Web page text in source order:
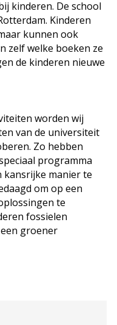
kinderen. De school
Kinderen
kunnen ook
zelf welke boeken ze
de kinderen nieuwe
worden wij
van de universiteit
Zo hebben
programma
manier te
om op een
te
fossielen
groener